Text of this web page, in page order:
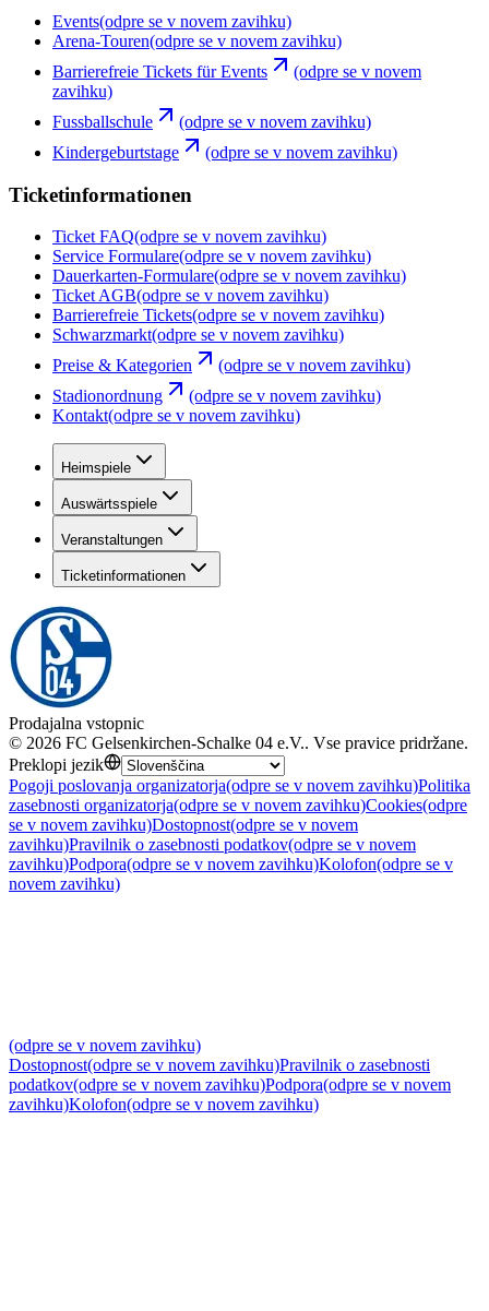
Events(odpre se v novem zavihku)
Arena-Touren(odpre se v novem zavihku)
Barrierefreie Tickets für Events
(odpre se v novem
zavihku)
Fussballschule
(odpre se v novem zavihku)
Kindergeburtstage
(odpre se v novem zavihku)
Ticketinformationen
Ticket FAQ(odpre se v novem zavihku)
Service Formulare(odpre se v novem zavihku)
Dauerkarten-Formulare(odpre se v novem zavihku)
Ticket AGB(odpre se v novem zavihku)
Barrierefreie Tickets(odpre se v novem zavihku)
Schwarzmarkt(odpre se v novem zavihku)
Preise & Kategorien
(odpre se v novem zavihku)
Stadionordnung
(odpre se v novem zavihku)
Kontakt(odpre se v novem zavihku)
Heimspiele
Auswärtsspiele
Veranstaltungen
Ticketinformationen
Prodajalna vstopnic
© 2026 FC Gelsenkirchen-Schalke 04 e.V.. Vse pravice pridržane.
Preklopi jezik
Pogoji poslovanja organizatorja(odpre se v novem zavihku)Politika
zasebnosti organizatorja(odpre se v novem zavihku)Cookies(odpre
se v novem zavihku)Dostopnost(odpre se v novem
zavihku)Pravilnik o zasebnosti podatkov(odpre se v novem
zavihku)Podpora(odpre se v novem zavihku)Kolofon(odpre se v
novem zavihku)
(odpre se v novem zavihku)
Dostopnost(odpre se v novem zavihku)Pravilnik o zasebnosti
podatkov(odpre se v novem zavihku)Podpora(odpre se v novem
zavihku)Kolofon(odpre se v novem zavihku)